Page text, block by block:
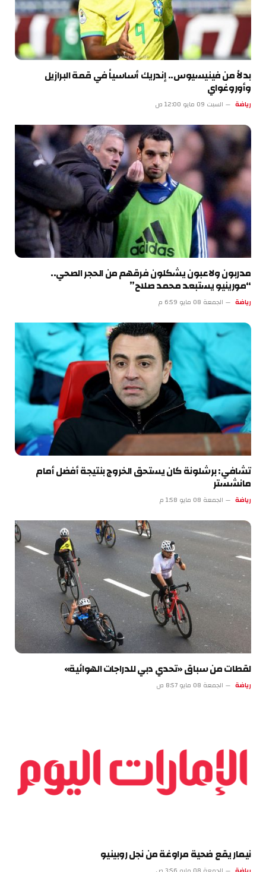
بدلاً من فينيسيوس.. إندريك أساسياً في قمة البرازيل
وأوروغواي
رياضة السبت 09 مايو 12:00 ص
مدربون ولاعبون يشكلون فرقهم من الحجر الصحي..
“مورينيو يستبعد محمد صلاح”
رياضة الجمعة 08 مايو 6:59 م
تشافي: برشلونة كان يستحق الخروج بنتيجة أفضل أمام
مانشستر
رياضة الجمعة 08 مايو 1:58 م
لقطات من سباق «تحدي دبي للدراجات الهوائية»
رياضة الجمعة 08 مايو 8:57 ص
نيمار يقع ضحية مراوغة من نجل روبينيو